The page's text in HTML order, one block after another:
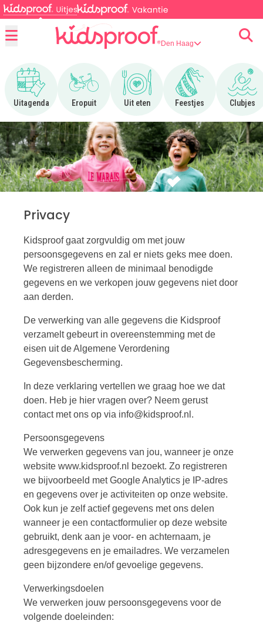
Den Haag
Uitagenda
Ga naar Uitagenda
Eropuit
Ga naar Eropuit
Uit eten
Ga naar Uit eten
Feestjes
Ga naar Feestjes
Clubjes
Ga
Privacy
Kidsproof gaat zorgvuldig om met jouw
persoonsgegevens en zal er niets geks mee doen.
We registreren alleen de minimaal benodigde
gegevens en we verkopen jouw gegevens niet door
aan derden.
De verwerking van alle gegevens die Kidsproof
verzamelt gebeurt in overeenstemming met de
eisen uit de Algemene Verordening
Gegevensbescherming.
In deze verklaring vertellen we graag hoe we dat
doen. Heb je hier vragen over? Neem gerust
contact met ons op via info@kidsproof.nl.
Persoonsgegevens
We verwerken gegevens van jou, wanneer je onze
website www.kidsproof.nl bezoekt. Zo registreren
we bijvoorbeeld met Google Analytics je IP-adres
en gegevens over je activiteiten op onze website.
Ook kun je zelf actief gegevens met ons delen
wanneer je een contactformulier op deze website
gebruikt, denk aan je voor- en achternaam, je
adresgegevens en je emailadres. We verzamelen
geen bijzondere en/of gevoelige gegevens.
Verwerkingsdoelen
We verwerken jouw persoonsgegevens voor de
volgende doeleinden: